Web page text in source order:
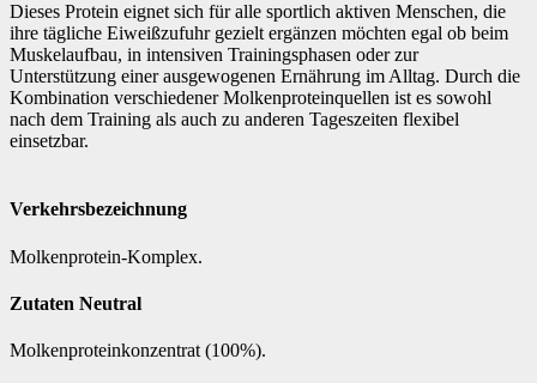
Dieses Protein eignet sich für alle sportlich aktiven Menschen, die
ihre tägliche Eiweißzufuhr gezielt ergänzen möchten egal ob beim
Muskelaufbau, in intensiven Trainingsphasen oder zur
Unterstützung einer ausgewogenen Ernährung im Alltag. Durch die
Kombination verschiedener Molkenproteinquellen ist es sowohl
nach dem Training als auch zu anderen Tageszeiten flexibel
einsetzbar.
Verkehrsbezeichnung
Molkenprotein-Komplex.
Zutaten Neutral
Molkenproteinkonzentrat (100%).